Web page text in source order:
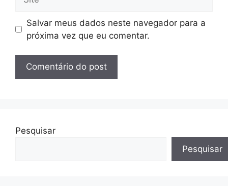
Salvar meus dados neste navegador para a
próxima vez que eu comentar.
Pesquisar
Pesquisar